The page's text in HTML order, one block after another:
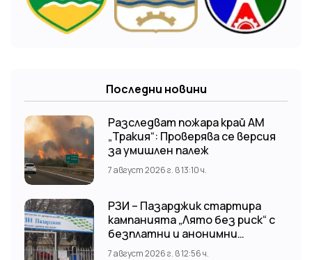
Последни новини
Разследват пожара край АМ
„Тракия“: Проверява се версия
за умишлен палеж
7 август 2026 г. в 13:10 ч.
РЗИ – Пазарджик стартира
кампанията „Лято без риск“ с
безплатни и анонимни
изследвания за ХИВ
7 август 2026 г. в 12:56 ч.